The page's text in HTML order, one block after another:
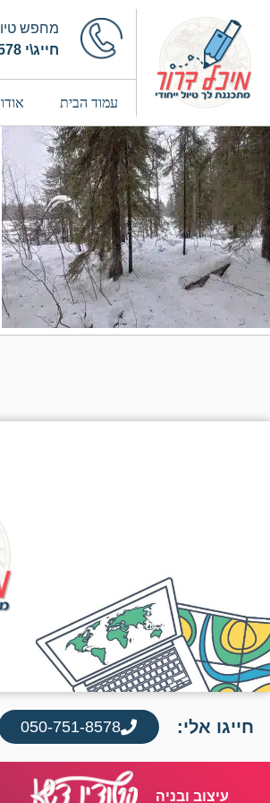
מחפש
חייג\י 050-751-8578
עמוד הבית
חייגו אלי: 050-751-8578
עיצוב ובניה